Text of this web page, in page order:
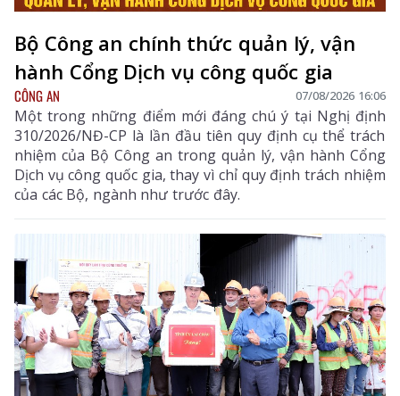
Bộ Công an chính thức quản lý, vận
hành Cổng Dịch vụ công quốc gia
CÔNG AN 07/08/2026 16:06
Một trong những điểm mới đáng chú ý tại Nghị định
310/2026/NĐ-CP là lần đầu tiên quy định cụ thể trách
nhiệm của Bộ Công an trong quản lý, vận hành Cổng
Dịch vụ công quốc gia, thay vì chỉ quy định trách nhiệm
của các Bộ, ngành như trước đây.